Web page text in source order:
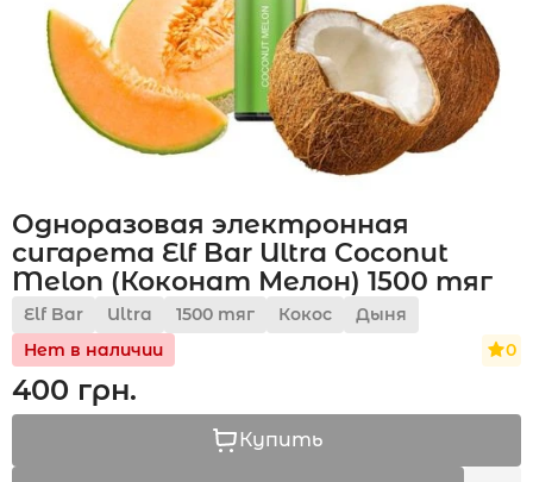
Акции
Укр Рус
Одноразовая электронная
сигарета Elf Bar Ultra Coconut
Melon (Коконат Мелон) 1500 тяг
Elf Bar Ultra 1500 тяг Кокос
Дыня
Нет в наличии
0
400 грн.
Купить